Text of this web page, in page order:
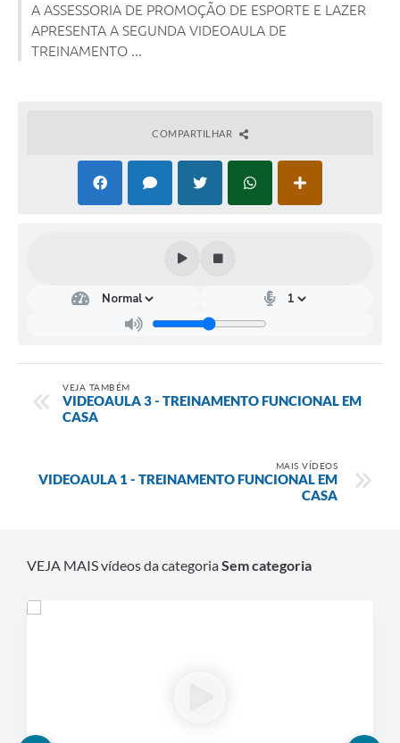
A ASSESSORIA DE PROMOÇÃO DE ESPORTE E LAZER
APRESENTA A SEGUNDA VIDEOAULA DE
TREINAMENTO ...
COMPARTILHAR
VEJA TAMBÉM
VIDEOAULA 3 - TREINAMENTO FUNCIONAL EM
CASA
MAIS VÍDEOS
VIDEOAULA 1 - TREINAMENTO FUNCIONAL EM
CASA
VEJA MAIS vídeos da categoriaSem categoria